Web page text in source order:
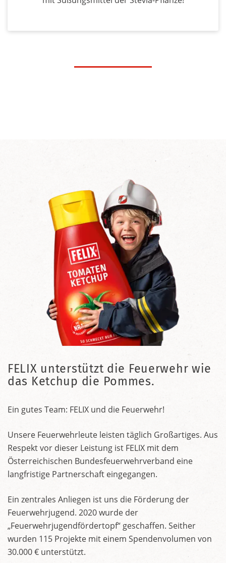
FELIX unterstützt die Feuerwehr wie
das Ketchup die Pommes.
Ein gutes Team: FELIX und die Feuerwehr!
Unsere Feuerwehrleute leisten täglich Großartiges. Aus
Respekt vor dieser Leistung ist FELIX mit dem
Österreichischen Bundesfeuerwehrverband eine
langfristige Partnerschaft eingegangen.
Ein zentrales Anliegen ist uns die Förderung der
Feuerwehrjugend. 2020 wurde der
„Feuerwehrjugendfördertopf“ geschaffen. Seither
wurden 115 Projekte mit einem Spendenvolumen von
30.000 € unterstützt.